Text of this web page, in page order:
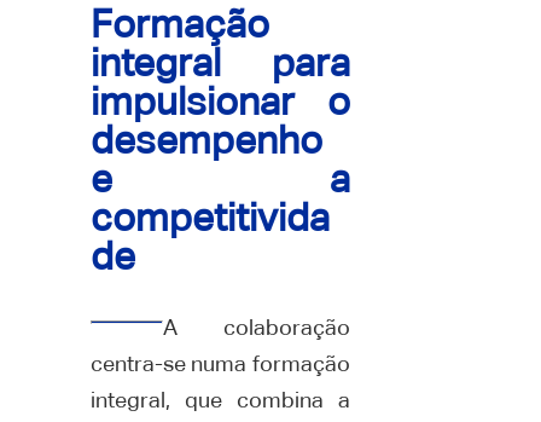
Formação
integral para
impulsionar o
desempenho
e a
competitivida
de
A colaboração
centra-se numa formação
integral, que combina a